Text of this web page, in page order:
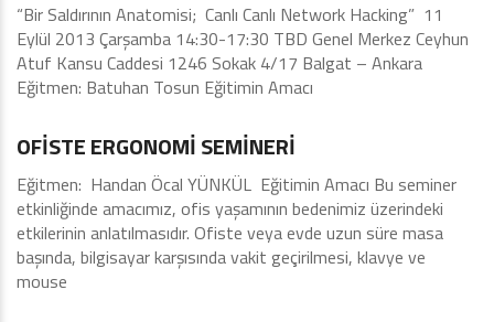
“Bir Saldırının Anatomisi; Canlı Canlı Network Hacking” 11
Eylül 2013 Çarşamba 14:30-17:30 TBD Genel Merkez Ceyhun
Atuf Kansu Caddesi 1246 Sokak 4/17 Balgat – Ankara
Eğitmen: Batuhan Tosun Eğitimin Amacı
Eğitimler - Seminerler
OFİSTE ERGONOMİ SEMİNERİ
Eğitmen: Handan Öcal YÜNKÜL Eğitimin Amacı Bu seminer
etkinliğinde amacımız, ofis yaşamının bedenimiz üzerindeki
etkilerinin anlatılmasıdır. Ofiste veya evde uzun süre masa
başında, bilgisayar karşısında vakit geçirilmesi, klavye ve
mouse
Ankara